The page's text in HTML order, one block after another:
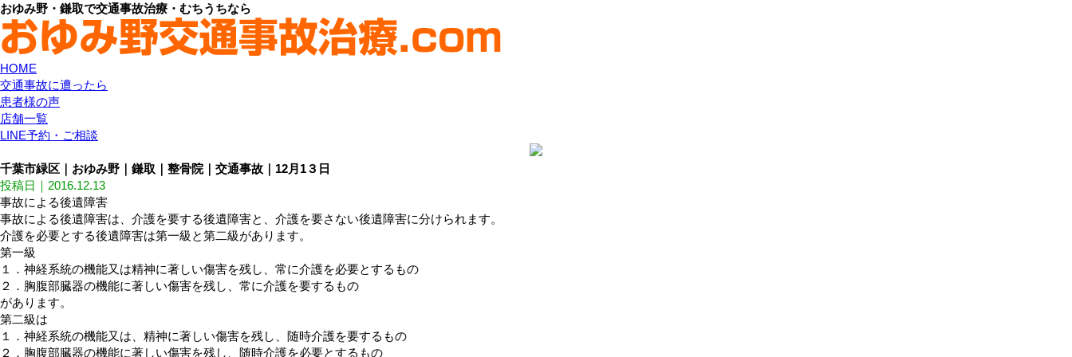
おゆみ野・鎌取で交通事故治療・むちうちなら
HOME
交通事故に遭ったら
患者様の声
店舗一覧
LINE予約・ご相談
千葉市緑区｜おゆみ野｜鎌取｜整骨院｜交通事故｜12月1３日
投稿日｜2016.12.13
事故による後遺障害
事故による後遺障害は、介護を要する後遺障害と、介護を要さない後遺障害に分けられます。
介護を必要とする後遺障害は第一級と第二級があります。
第一級
１．神経系統の機能又は精神に著しい傷害を残し、常に介護を必要とするもの
２．胸腹部臓器の機能に著しい傷害を残し、常に介護を要するもの
があります。
第二級は
１．神経系統の機能又は、精神に著しい傷害を残し、随時介護を要するもの
２．胸腹部臓器の機能に著しい傷害を残し、随時介護を必要とするもの